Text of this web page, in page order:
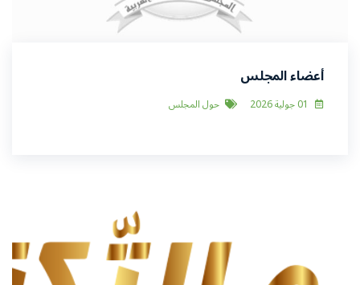
أعضاء المجلس
حول المجلس